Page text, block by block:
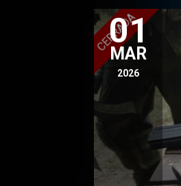
01
MAR
2026